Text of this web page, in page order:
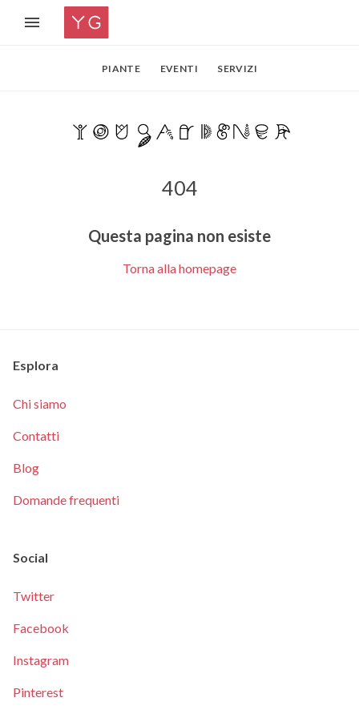
PIANTE EVENTI SERVIZI
404
Questa pagina non esiste
Torna alla homepage
Esplora
Chi siamo
Contatti
Blog
Domande frequenti
Social
Twitter
Facebook
Instagram
Pinterest